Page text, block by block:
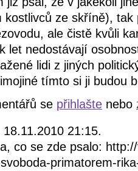
kostlivců ze skříně), tak
ale čistě kvůli
let nedostávají
lidi z jiných
tímto si ji budou
se přihlašte nebo
21:15.
co se zde psalo:
primatorem-